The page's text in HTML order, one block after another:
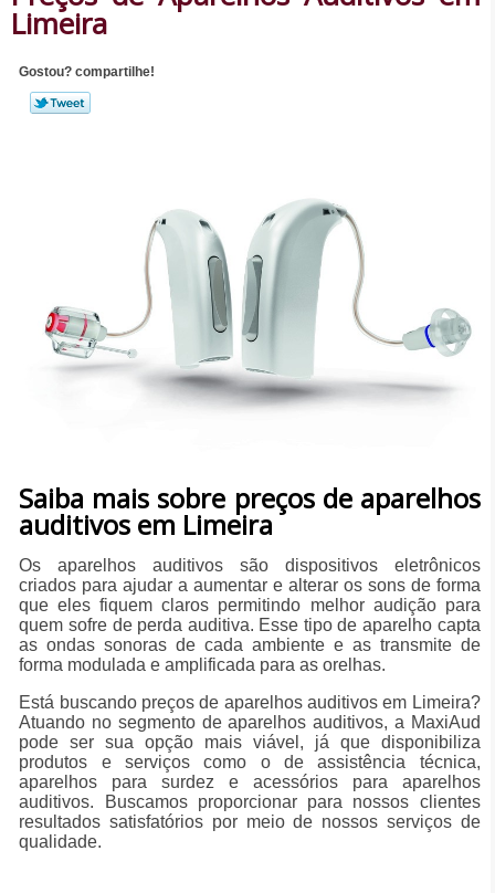
Limeira
Gostou? compartilhe!
Saiba mais sobre preços de aparelhos
auditivos em Limeira
Os aparelhos auditivos são dispositivos eletrônicos
criados para ajudar a aumentar e alterar os sons de forma
que eles fiquem claros permitindo melhor audição para
quem sofre de perda auditiva. Esse tipo de aparelho capta
as ondas sonoras de cada ambiente e as transmite de
forma modulada e amplificada para as orelhas.
Está buscando preços de aparelhos auditivos em Limeira?
Atuando no segmento de aparelhos auditivos, a MaxiAud
pode ser sua opção mais viável, já que disponibiliza
produtos e serviços como o de assistência técnica,
aparelhos para surdez e acessórios para aparelhos
auditivos. Buscamos proporcionar para nossos clientes
resultados satisfatórios por meio de nossos serviços de
qualidade.